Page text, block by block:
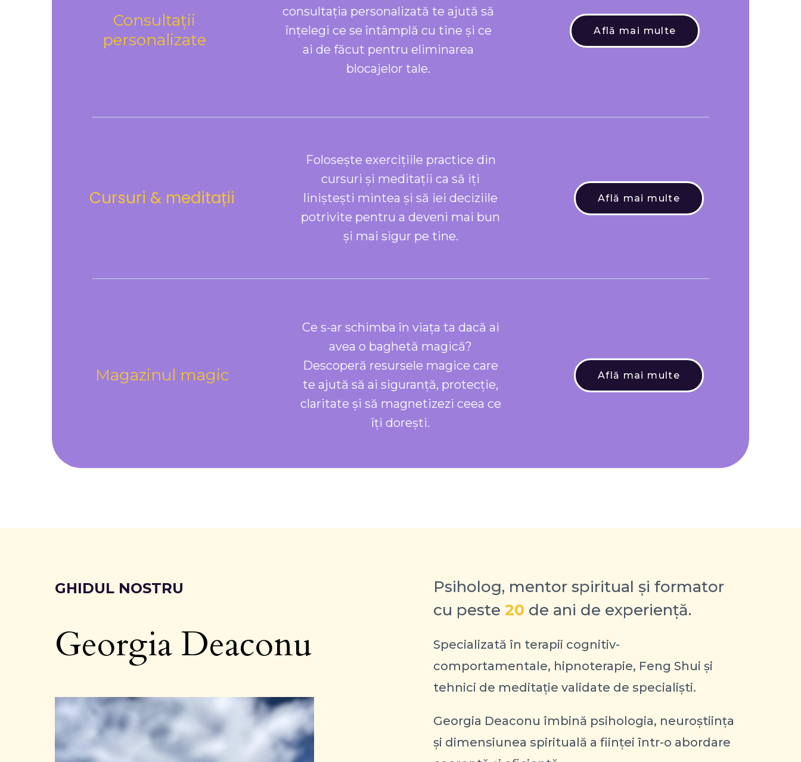
Consultații
personalizate
consultația personalizată te ajută să
înțelegi ce se întâmplă cu tine și ce
ai de făcut pentru eliminarea
blocajelor tale.
Află mai multe
Cursuri & meditații
Folosește exercițiile practice din
cursuri și meditații ca să iți
liniștești mintea și să iei deciziile
potrivite pentru a deveni mai bun
și mai sigur pe tine.
Află mai multe
Magazinul magic
Ce s-ar schimba în viața ta dacă ai
avea o baghetă magică?
Descoperă resursele magice care
te ajută să ai siguranță, protecție,
claritate și să magnetizezi ceea ce
îți dorești.
Află mai multe
GHIDUL NOSTRU
Georgia Deaconu
Psiholog, mentor spiritual și formator
cu peste 20 de ani de experiență.
Specializată în terapii cognitiv-
comportamentale, hipnoterapie, Feng Shui și
tehnici de meditație validate de specialiști.
Georgia Deaconu îmbină psihologia, neuroștiința
și dimensiunea spirituală a ființei într-o abordare